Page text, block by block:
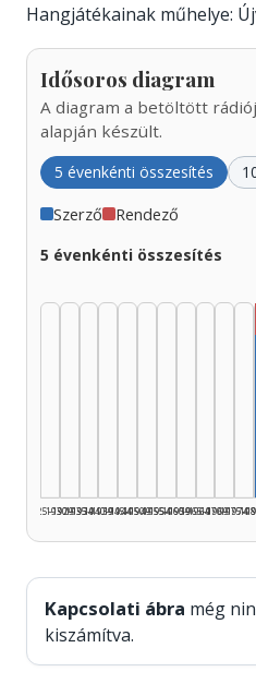
Hangjátékainak műhelye:
Idősoros diagram
A diagram a betöltött
alapján készült.
5 évenkénti összesítés
Szerző Rendező
5 évenkénti összesítés
1925–1929
1930–1934
1935–1939
1940–1944
1945–1949
1950–1954
1955–1959
1960–1964
1965–1969
1970–1974
Kapcsolati ábra még
kiszámítva.